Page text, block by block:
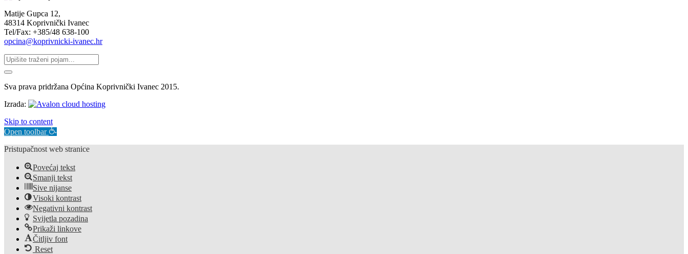
Matije Gupca 12,
48314 Koprivnički Ivanec
Tel/Fax: +385/48 638-100
opcina@koprivnicki-ivanec.hr
Sva prava pridržana Općina Koprivnički Ivanec 2015.
Izrada:
Skip to content
Open toolbar
Pristupačnost web stranice
Povećaj tekst
Smanji tekst
Sive nijanse
Visoki kontrast
Negativni kontrast
Svijetla pozadina
Prikaži linkove
Čitljiv font
Reset